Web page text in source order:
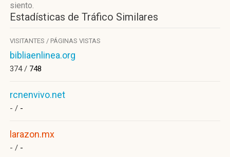
siento.
Estadísticas de Tráfico Similares
VISITANTES / PÁGINAS VISTAS
bibliaenlinea.org
374 / 748
rcnenvivo.net
- / -
larazon.mx
- / -